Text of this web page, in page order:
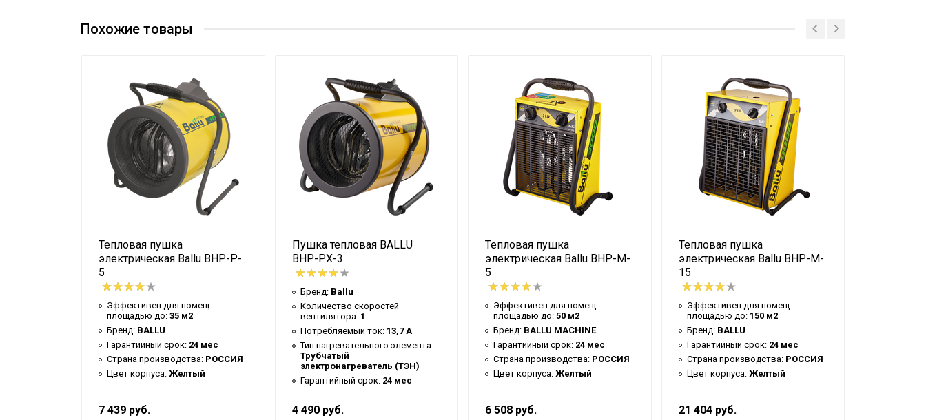
Похожие товары
Тепловая пушка
электрическая Ballu BHP-P-
5
Эффективен для помещ.
площадью до: 35 м2
Бренд: BALLU
Гарантийный срок: 24 мес
Страна производства: РОССИЯ
Цвет корпуса: Желтый
7 439 руб.
Пушка тепловая BALLU
BHP-PX-3
Бренд: Ballu
Количество скоростей
вентилятора: 1
Потребляемый ток: 13,7 А
Тип нагревательного элемента:
Трубчатый
электронагреватель (ТЭН)
Гарантийный срок: 24 мес
4 490 руб.
Тепловая пушка
электрическая Ballu BHP-M-
5
Эффективен для помещ.
площадью до: 50 м2
Бренд: BALLU MACHINE
Гарантийный срок: 24 мес
Страна производства: РОССИЯ
Цвет корпуса: Желтый
6 508 руб.
Тепловая пушка
электрическая Ballu BHP-M-
15
Эффективен для помещ.
площадью до: 150 м2
Бренд: BALLU
Гарантийный срок: 24 мес
Страна производства: РОССИЯ
Цвет корпуса: Желтый
21 404 руб.